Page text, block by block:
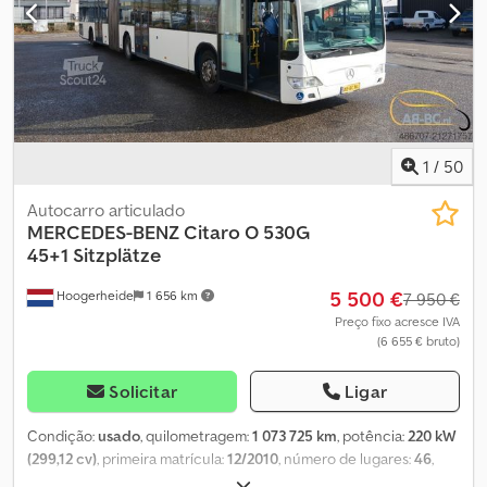
1 / 50
Hoogerheide 1 656 km
Autocarro articulado
MERCEDES-BENZCitaro O 530G
45+1 Sitzplätze
5 500 €7 950 €
Preço fixo acresce IVA
(6 655 € bruto)
Solicitar Ligar
Condição:usado, quilometragem:1 073 725 km, potência:220 kW
(299,12 cv), primeira matrícula:12/2010, número de lugares:46,
06/2026, classe de emissão: